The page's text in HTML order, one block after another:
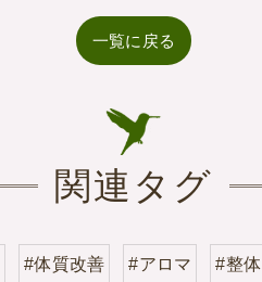
一覧に戻る
関連タグ
#体質改善 #アロマ #整体